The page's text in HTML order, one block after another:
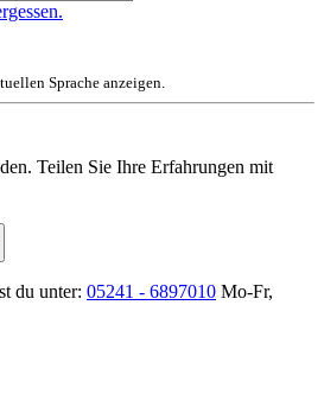
Sprache anzeigen.
Teilen Sie Ihre Erfahrungen mit
du unter: 05241 - 6897010 Mo-Fr,